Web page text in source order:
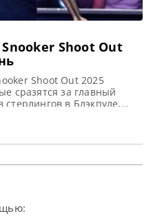
Shoot Out
Shoot Out 2025
сразятся за главный
в Блэкпуле,
течение первых трех дней
игроки одержали